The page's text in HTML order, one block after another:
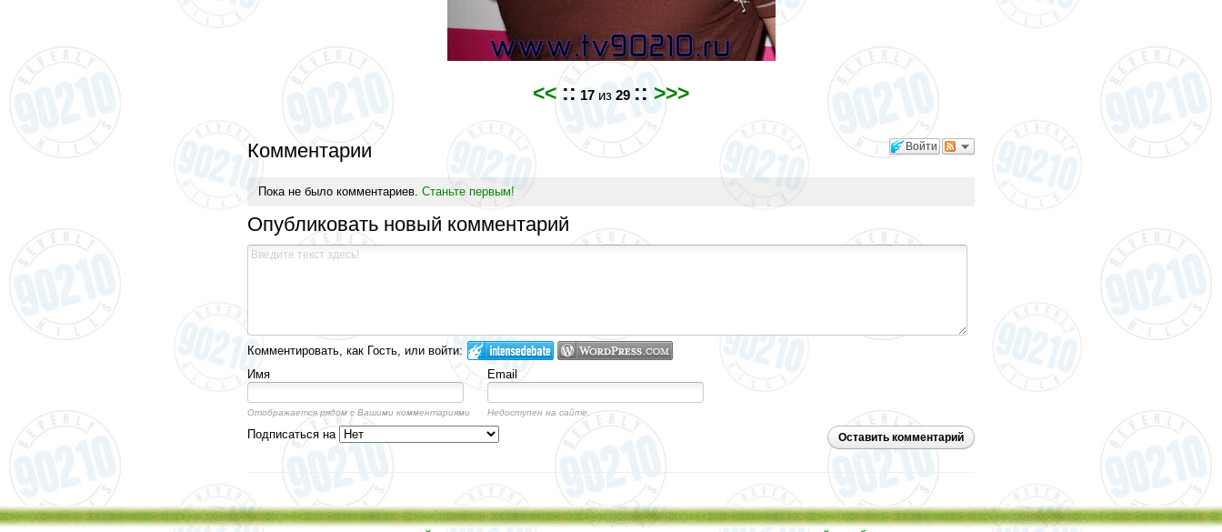
<< :: 17 из 29 :: >>>
Войти
Комментарии
Пока не было комментариев. Станьте первым!
Опубликовать новый комментарий
Комментировать, как Гость, или войти:
Имя
Email
Отображается рядом с Вашими комментариями Недоступен на сайте.
Оставить комментарий
Подписаться на